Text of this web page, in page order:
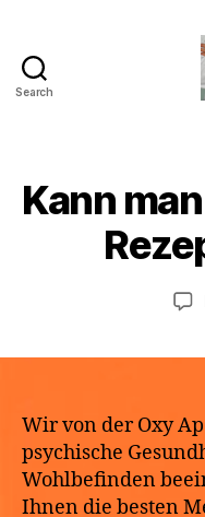
Search
Categories
U
I
Kann
Wir von der Oxy
psychische
Wohlbefinden
Ihnen die besten